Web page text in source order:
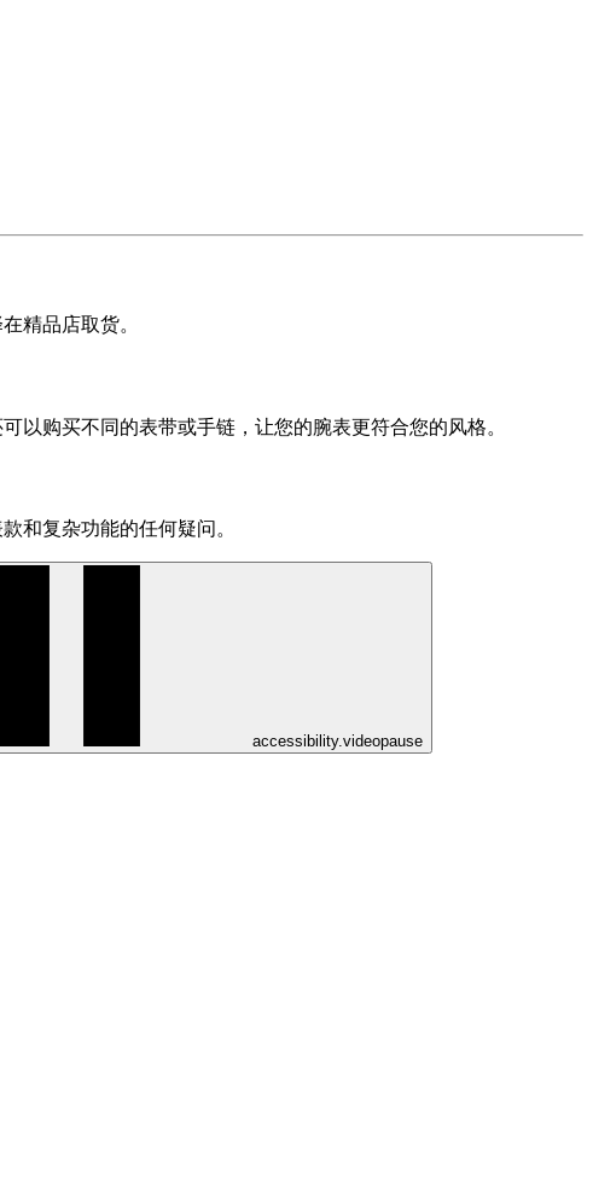
精品店取货。
以购买不同的表带或手链，让您的腕表更符合您的风格。
和复杂功能的任何疑问。
accessibility.videopause